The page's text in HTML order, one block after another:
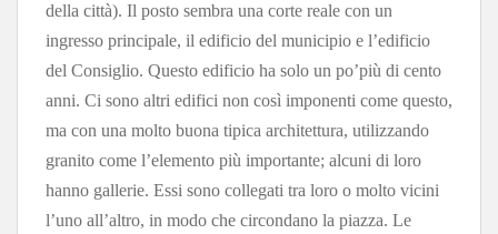
della città). Il posto sembra una corte reale con un
ingresso principale, il edificio del municipio e l’edificio
del Consiglio. Questo edificio ha solo un po’più di cento
anni. Ci sono altri edifici non così imponenti come questo,
ma con una molto buona tipica architettura, utilizzando
granito come l’elemento più importante; alcuni di loro
hanno gallerie. Essi sono collegati tra loro o molto vicini
l’uno all’altro, in modo che circondano la piazza. Le